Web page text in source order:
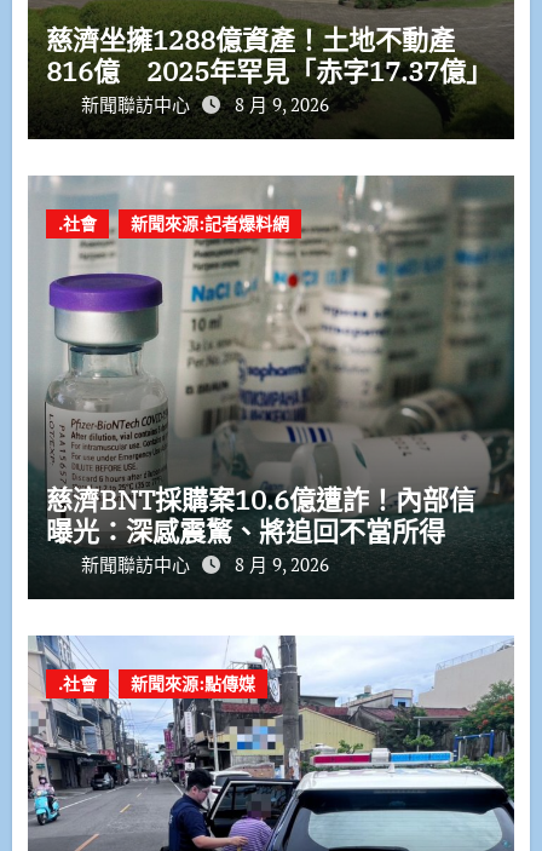
慈濟坐擁1288億資產！土地不動產
816億 2025年罕見「赤字17.37億」
新聞聯訪中心 8 月 9, 2026
.社會 新聞來源:記者爆料網
慈濟BNT採購案10.6億遭詐！內部信
曝光：深感震驚、將追回不當所得
新聞聯訪中心 8 月 9, 2026
.社會 新聞來源:點傳媒